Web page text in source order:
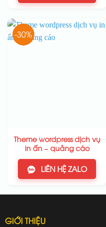
-30%
Theme wordpress dịch vụ
in ấn – quảng cáo
LIÊN HỆ ZALO
GIỚI THIỆU